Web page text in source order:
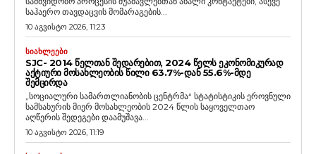
საჰაერო თავდაცვის მომარაგების...
10 აგვისტო 2026, 11:23
ᲡᲘᲐᲮᲚᲔᲔᲑᲘ
SJC- 2014 ᲬᲔᲚᲗᲐᲜ ᲨᲔᲓᲐᲠᲔᲑᲘᲗ, 2024 ᲬᲔᲚᲡ ᲔᲙᲝᲜᲝᲛᲘᲙᲣᲠᲐᲓ
ᲐᲥᲢᲘᲣᲠᲘ ᲛᲝᲡᲐᲮᲚᲔᲝᲑᲘᲡ ᲬᲘᲚᲘ 63.7%-ᲓᲐᲜ 55.6%-ᲛᲓᲔ
ᲨᲔᲛᲪᲘᲠᲓᲐ
„სოციალური სამართლიანობის ცენტრმა“ სტატისტიკის ეროვნული
სამსახურის მიერ მოსახლეობის 2024 წლის საყოველთაო
აღწერის შედეგები დაამუშავა...
10 აგვისტო 2026, 11:19